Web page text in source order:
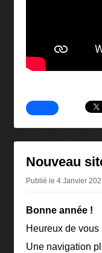
Nouveau
Publié le 4 Janvier
Bonne année !
Heureux de
Une navigation